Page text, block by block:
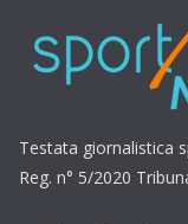
Testata giornalistica
Reg. n° 5/2020